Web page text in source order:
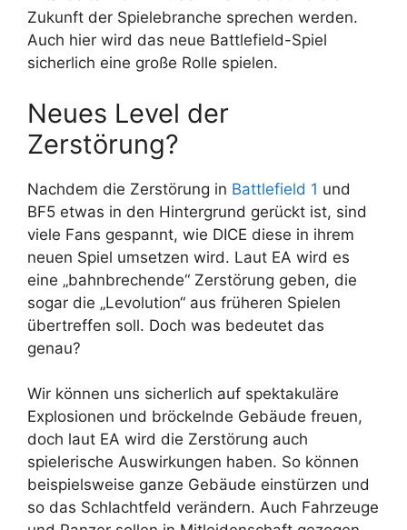
Zukunft der Spielebranche sprechen werden.
Auch hier wird das neue Battlefield-Spiel
sicherlich eine große Rolle spielen.
Neues Level der
Zerstörung?
Nachdem die Zerstörung in Battlefield 1 und
BF5 etwas in den Hintergrund gerückt ist, sind
viele Fans gespannt, wie DICE diese in ihrem
neuen Spiel umsetzen wird. Laut EA wird es
eine „bahnbrechende“ Zerstörung geben, die
sogar die „Levolution“ aus früheren Spielen
übertreffen soll. Doch was bedeutet das
genau?
Wir können uns sicherlich auf spektakuläre
Explosionen und bröckelnde Gebäude freuen,
doch laut EA wird die Zerstörung auch
spielerische Auswirkungen haben. So können
beispielsweise ganze Gebäude einstürzen und
so das Schlachtfeld verändern. Auch Fahrzeuge